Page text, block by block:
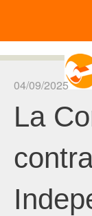
04/09/2025
La